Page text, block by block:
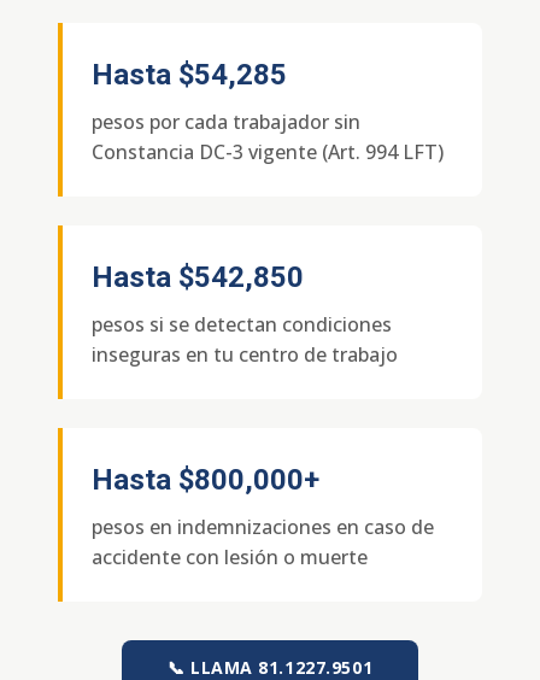
Hasta $54,285
pesos por cada trabajador sin
Constancia DC-3 vigente (Art. 994 LFT)
Hasta $542,850
pesos si se detectan condiciones
inseguras en tu centro de trabajo
Hasta $800,000+
pesos en indemnizaciones en caso de
accidente con lesión o muerte
📞 LLAMA 81.1227.9501